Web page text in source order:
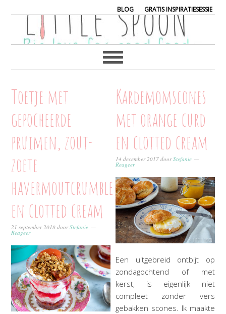
BLOG| GRATIS INSPIRATIESESSIE
Toetje met
gepocheerde
pruimen, zout-
zoete
havermoutcrumble
en clotted cream
21 september 2018 doorStefanie
Reageer
Kardemomscones
met orange curd
en clotted cream
14 december 2017 doorStefanie
Reageer
Een uitgebreid ontbijt op
zondagochtend of met
kerst, is eigenlijk niet
compleet zonder vers
gebakken scones. Ik maakte